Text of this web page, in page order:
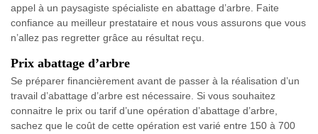
appel à un paysagiste spécialiste en abattage d’arbre. Faite
confiance au meilleur prestataire et nous vous assurons que vous
n’allez pas regretter grâce au résultat reçu.
Prix abattage d’arbre
Se préparer financièrement avant de passer à la réalisation d’un
travail d’abattage d’arbre est nécessaire. Si vous souhaitez
connaitre le prix ou tarif d’une opération d’abattage d’arbre,
sachez que le coût de cette opération est varié entre 150 à 700